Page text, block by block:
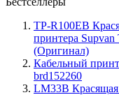
TP-R100EB
принтера
(Оригинал)
Кабельный
brd152260
LM33B